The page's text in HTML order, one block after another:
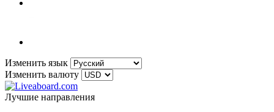
Изменить язык
Изменить валюту
Лучшие направления